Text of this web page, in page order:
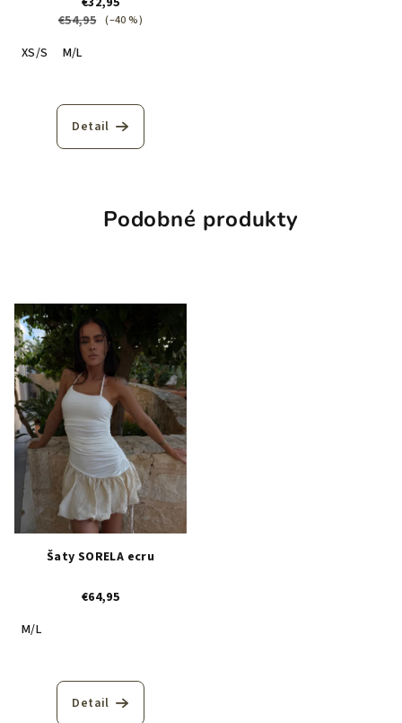
€54,95 (–40 %)
XS/S M/L
Detail
Podobné produkty
Šaty SORELA ecru
€64,95
M/L
Detail